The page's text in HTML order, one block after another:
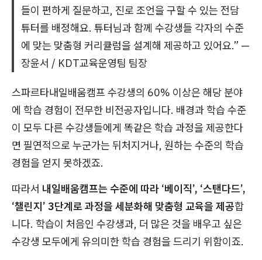
들이 편하게 질문하고, 진로 조언을 구할 수 있는 전담
튜터를 배정해요. 튜터님과 함께 수강생들 각자의 수준
에 맞는 맞춤형 커리큘럼을 설계해 제공하고 있어요.” —
장윤서 / KDT교육운영팀 팀장
스파르타내일배움캠프 수강생의 60% 이상은 해당 분야
에 학습 경험이 전무한 비전공자입니다. 배경과 학습 수준
이 모두 다른 수강생들에게 똑같은 학습 과정을 제공한다
면 필연적으로 누군가는 뒤처지거나, 원하는 수준의 학습
경험을 얻지 못하겠죠.
따라서 내일배움캠프는 수준에 따라 ‘베이직’, ‘스탠다드’,
‘챌린지’ 3단계로 과정을 세분화해 맞춤형 교육을 제공합
니다. 학습이 처음인 수강생과, 더 많은 것을 배우고 싶은
수강생 모두에게 유의미한 학습 경험을 드리기 위함이죠.